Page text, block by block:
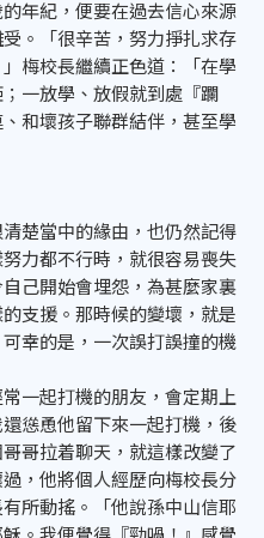
年紀，便要在過去信心來源
。「很辛苦，努力掙扎求存
梅校長繼續正色道：「在學
一放學、放假就到處『躝
和壞孩子聯群結伴，甚至學
楚當中的緣由，也仍然記得
力都不行時，就很容易喪失
己開始會埋怨，為甚麼家裏
支援。那時候的變壞，就是
幸的是，一次誤打誤撞的機
一起打機的朋友，會定期上
慫恿他留下來一起打機，後
哥拉着聊天，就這樣改變了
，他將個人經歷向梅校長分
所動搖。「他說孫中山信耶